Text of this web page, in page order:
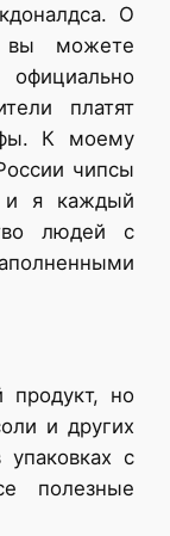
О
вы можете
платят
К моему
чипсы
и я каждый
людей с
но
и других
с
полезные